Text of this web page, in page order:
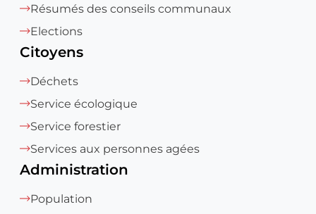
Résumés des conseils communaux
Elections
Citoyens
Déchets
Service écologique
Service forestier
Services aux personnes agées
Administration
Population